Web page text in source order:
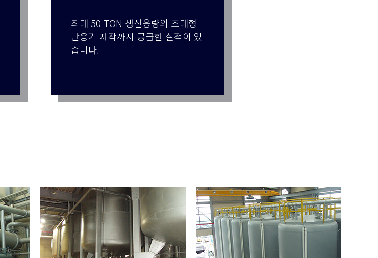
최대 50 TON 생산용량의 초대형
반응기 제작까지 공급한 실적이 있
습니다.